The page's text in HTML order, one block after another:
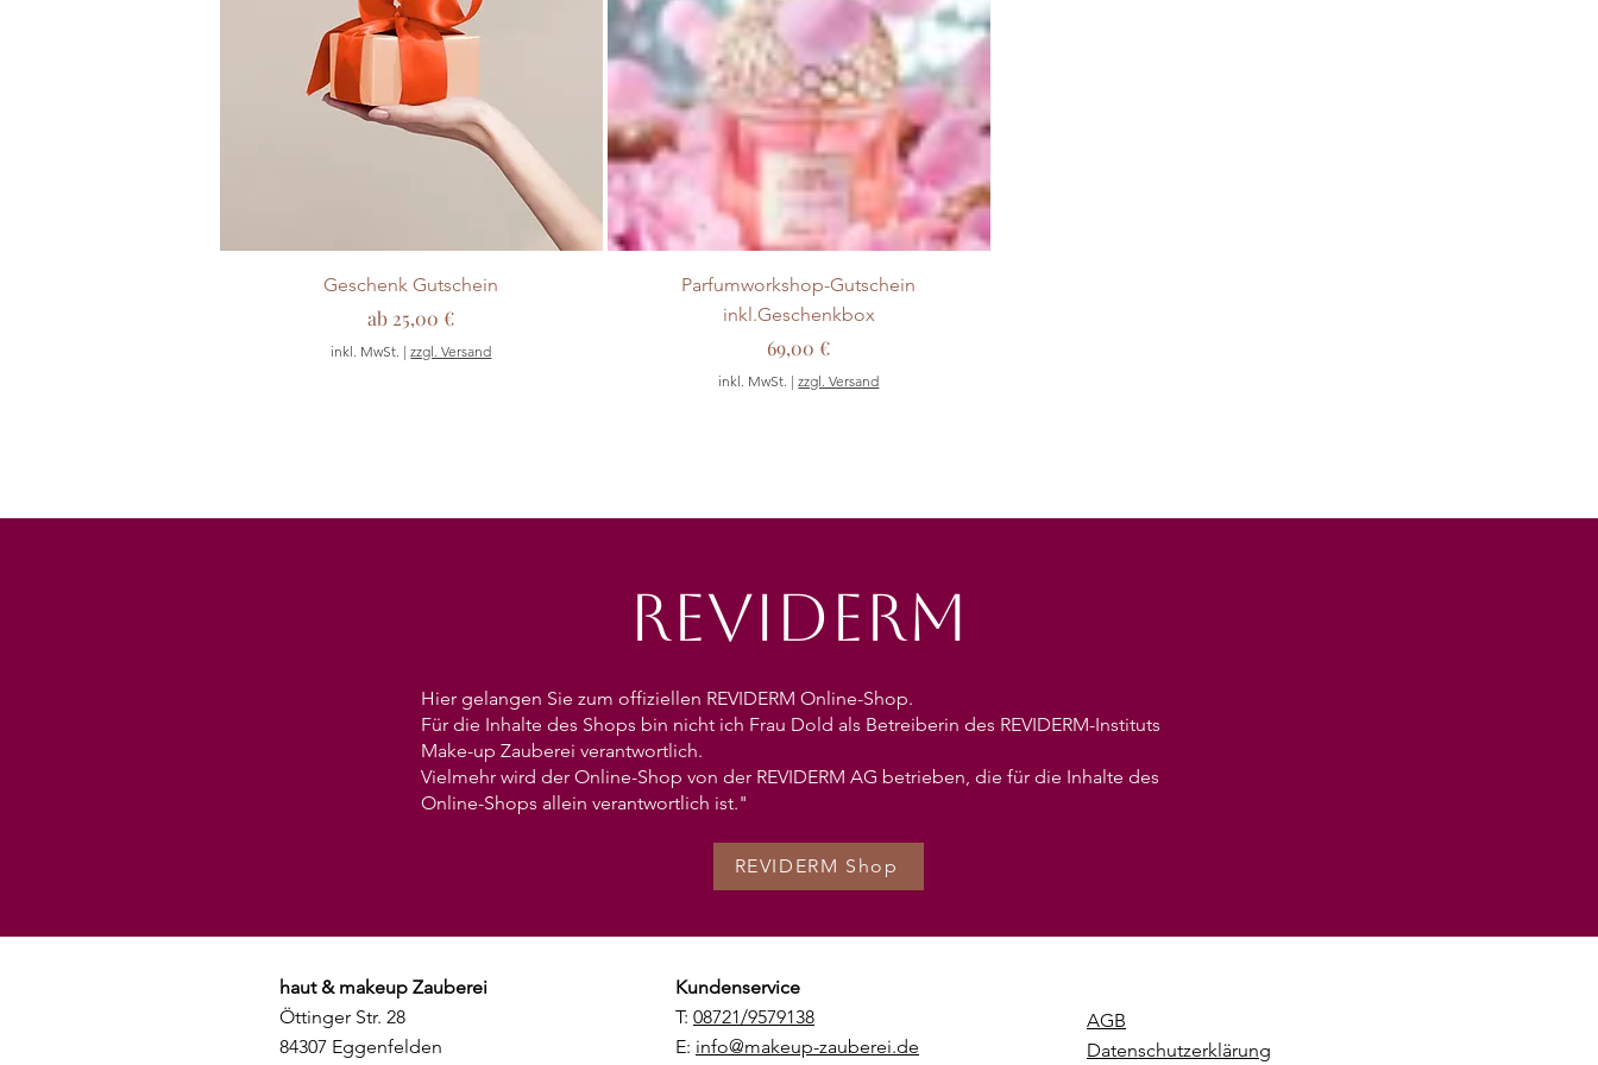
Geschenk Gutschein
ab 25,00 €
Sale-Preis
inkl. MwSt. |zzgl. Versand
Parfumworkshop-Gutschein
inkl.Geschenkbox
Preis
69,00 €
inkl. MwSt. |zzgl. Versand
REVIDERM
Hier gelangen Sie zum offiziellen REVIDERM Online-Shop.
Für die Inhalte des Shops bin nicht ich Frau Dold als Betreiberin des REVIDERM-Instituts
Make-up Zauberei verantwortlich.
Vielmehr wird der Online-Shop von der REVIDERM AG betrieben, die für die Inhalte des
Online-Shops allein verantwortlich ist."
REVIDERM Shop
haut & makeup Zauberei
Öttinger Str. 28
84307 Eggenfelden
Kundenservice
T: 08721/9579138
E: info@makeup-zauberei.de
AGB
Datenschutzerklärung